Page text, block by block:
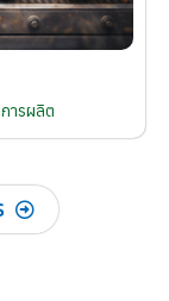
ารผลิต